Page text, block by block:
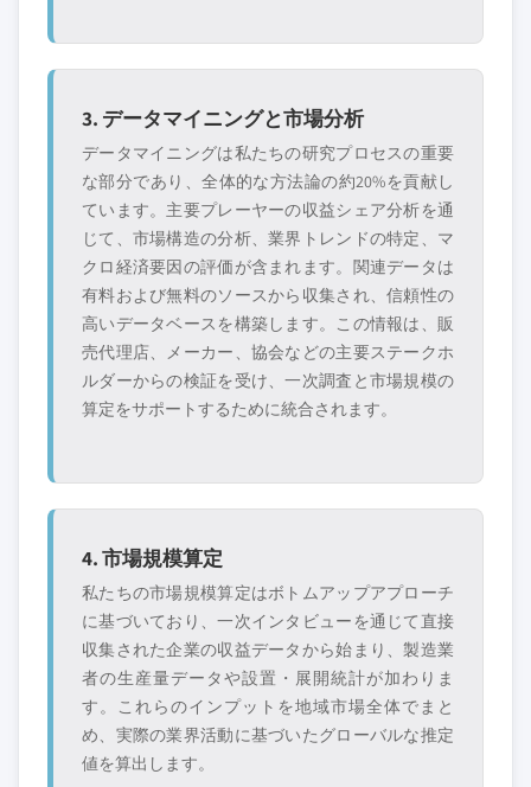
3. データマイニングと市場分析
データマイニングは私たちの研究プロセスの重要
な部分であり、全体的な方法論の約20%を貢献し
ています。主要プレーヤーの収益シェア分析を通
じて、市場構造の分析、業界トレンドの特定、マ
クロ経済要因の評価が含まれます。関連データは
有料および無料のソースから収集され、信頼性の
高いデータベースを構築します。この情報は、販
売代理店、メーカー、協会などの主要ステークホ
ルダーからの検証を受け、一次調査と市場規模の
算定をサポートするために統合されます。
4. 市場規模算定
私たちの市場規模算定はボトムアップアプローチ
に基づいており、一次インタビューを通じて直接
収集された企業の収益データから始まり、製造業
者の生産量データや設置・展開統計が加わりま
す。これらのインプットを地域市場全体でまと
め、実際の業界活動に基づいたグローバルな推定
値を算出します。